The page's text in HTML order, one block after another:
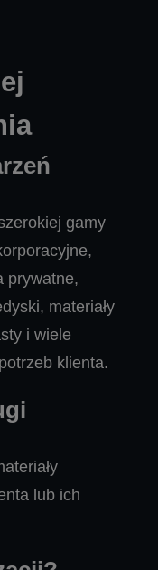
gamy
prywatne,
materiały
i wiele
klienta.
lub ich